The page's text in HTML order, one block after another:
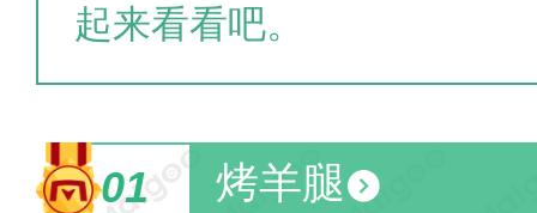
起来看看吧。
01 烤羊腿